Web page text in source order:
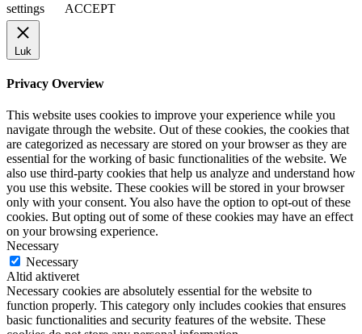
settings
ACCEPT
Luk
Privacy Overview
This website uses cookies to improve your experience while you
navigate through the website. Out of these cookies, the cookies that
are categorized as necessary are stored on your browser as they are
essential for the working of basic functionalities of the website. We
also use third-party cookies that help us analyze and understand how
you use this website. These cookies will be stored in your browser
only with your consent. You also have the option to opt-out of these
cookies. But opting out of some of these cookies may have an effect
on your browsing experience.
Necessary
Necessary
Altid aktiveret
Necessary cookies are absolutely essential for the website to
function properly. This category only includes cookies that ensures
basic functionalities and security features of the website. These